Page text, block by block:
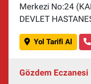
Merkezi No:24
DEVLET
Yol Tarifi Al
Gözdem Eczanesi